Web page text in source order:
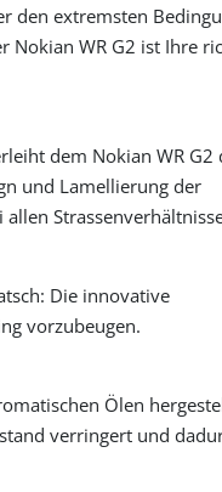
den extremsten
Nokian WR G2 ist Ihre
dem Nokian WR G2
und Lamellierung der
Die innovative
vorzubeugen.
Ölen
verringert und